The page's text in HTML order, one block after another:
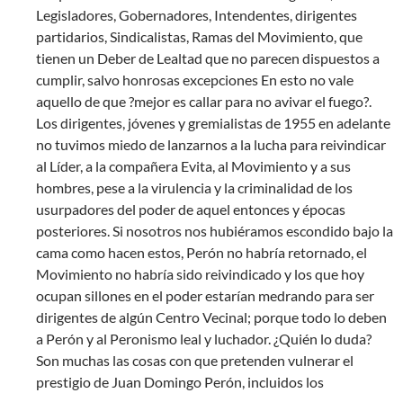
Legisladores, Gobernadores, Intendentes, dirigentes
partidarios, Sindicalistas, Ramas del Movimiento, que
tienen un Deber de Lealtad que no parecen dispuestos a
cumplir, salvo honrosas excepciones En esto no vale
aquello de que ?mejor es callar para no avivar el fuego?.
Los dirigentes, jóvenes y gremialistas de 1955 en adelante
no tuvimos miedo de lanzarnos a la lucha para reivindicar
al Líder, a la compañera Evita, al Movimiento y a sus
hombres, pese a la virulencia y la criminalidad de los
usurpadores del poder de aquel entonces y épocas
posteriores. Si nosotros nos hubiéramos escondido bajo la
cama como hacen estos, Perón no habría retornado, el
Movimiento no habría sido reivindicado y los que hoy
ocupan sillones en el poder estarían medrando para ser
dirigentes de algún Centro Vecinal; porque todo lo deben
a Perón y al Peronismo leal y luchador. ¿Quién lo duda?
Son muchas las cosas con que pretenden vulnerar el
prestigio de Juan Domingo Perón, incluidos los